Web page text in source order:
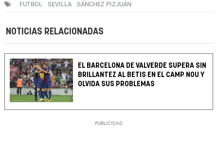
FUTBOL SEVILLA SÁNCHEZ PIZJUÁN
NOTICIAS RELACIONADAS
EL BARCELONA DE VALVERDE SUPERA SIN
BRILLANTEZ AL BETIS EN EL CAMP NOU Y
OLVIDA SUS PROBLEMAS